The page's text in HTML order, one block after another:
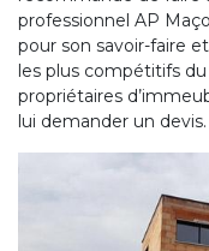
professionnel AP
pour son savoir-faire
les plus compétitifs
propriétaires
lui demander un devis.